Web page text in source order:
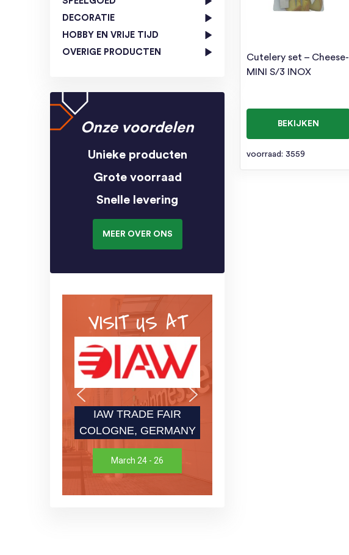
DECORATIE
HOBBY EN VRIJE TIJD
OVERIGE PRODUCTEN
Onze voordelen
Unieke producten
Grote voorraad
Snelle levering
MEER OVER ONS
VISIT US AT
IAW TRADE FAIR
COLOGNE, GERMANY
March 24 - 26
Cutelery set – Cheese-
MINI S/3 INOX
BEKIJKEN
voorraad: 3559